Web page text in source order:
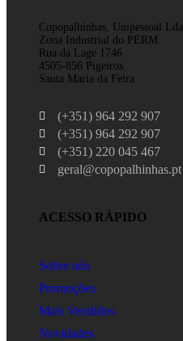
Copopalhinhas, Unipessoal Lda
Zona Industrial do PERM
Rua da Lage 1746
4505-856 Pigeiros
Santa Maria da Feira
(+351) 964 292 907
(+351) 964 292 907
(+351) 220 045 467
geral@copopalhinhas.pt
ACESSO RÁPIDO
Sobre nós
Promoções
Mais Vendidos
Novidades